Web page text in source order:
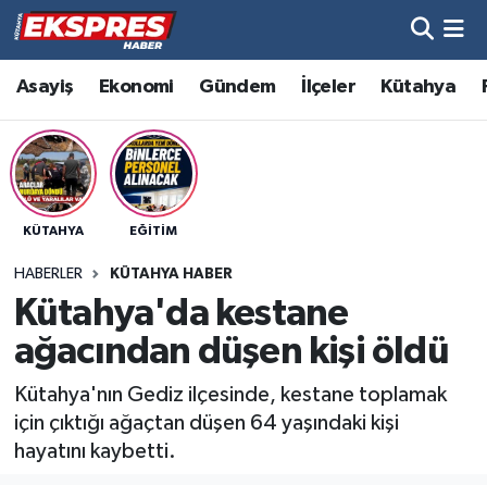
Asayiş Ekonomi Gündem İlçeler Kütahya
KÜTAHYA EĞITIM
HABERLER KÜTAHYA HABER
Kütahya'da kestane
ağacından düşen kişi öldü
Kütahya'nın Gediz ilçesinde, kestane toplamak
için çıktığı ağaçtan düşen 64 yaşındaki kişi
hayatını kaybetti.
Altıntaş
Asayiş
Aslanapa
Bölge
Çavdarhisar
Domaniç
Hava Durumu
Trafik Durumu
Süper Lig Puan Durumu ve Fikstür
Son Dakika Haberleri
Haber Arşivi